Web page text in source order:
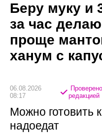
Беру муку и
за час
проще
ханум с
06.08.2026
08:17
Проверено
редакцией
Можно готовить
надоедат